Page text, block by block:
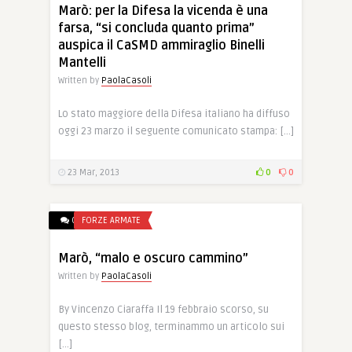
Marò: per la Difesa la vicenda è una
farsa, “si concluda quanto prima”
auspica il CaSMD ammiraglio Binelli
Mantelli
Written by PaolaCasoli
Lo stato maggiore della Difesa italiano ha diffuso
oggi 23 marzo il seguente comunicato stampa: […]
23 Mar, 2013 0 0
0 FORZE ARMATE
Marò, “malo e oscuro cammino”
Written by PaolaCasoli
By Vincenzo Ciaraffa Il 19 febbraio scorso, su
questo stesso blog, terminammo un articolo sui
[…]